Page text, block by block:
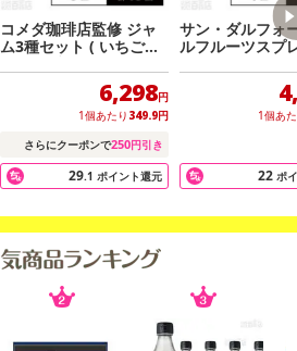
コメダ珈琲店監修 ジャ
ム3種セット ( いちごジ
ャム / ブルーベリージャ
ム / マーマレード )6,298円
1個あたり 349.9円
さらにクーポンで250円引き
29.1 ポイント還元
サン・ダルフォ
ルフルーツスプ
1個あ
22 ポ